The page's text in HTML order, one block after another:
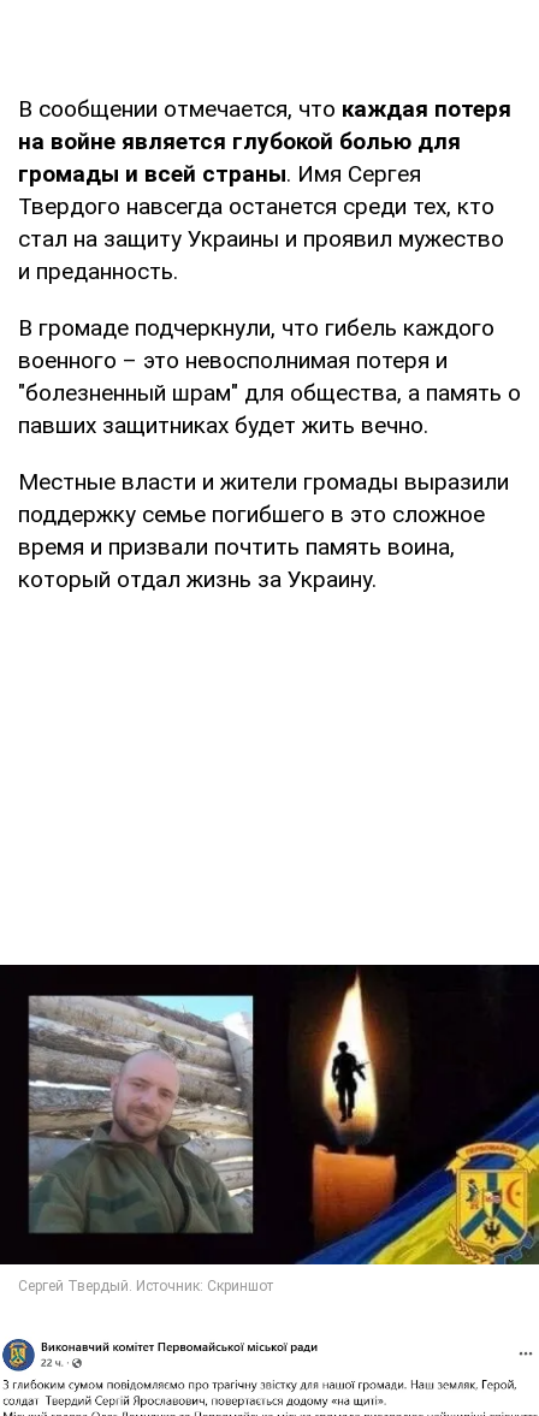
В сообщении отмечается, что каждая потеря
на войне является глубокой болью для
громады и всей страны. Имя Сергея
Твердого навсегда останется среди тех, кто
стал на защиту Украины и проявил мужество
и преданность.
В громаде подчеркнули, что гибель каждого
военного – это невосполнимая потеря и
"болезненный шрам" для общества, а память о
павших защитниках будет жить вечно.
Местные власти и жители громады выразили
поддержку семье погибшего в это сложное
время и призвали почтить память воина,
который отдал жизнь за Украину.